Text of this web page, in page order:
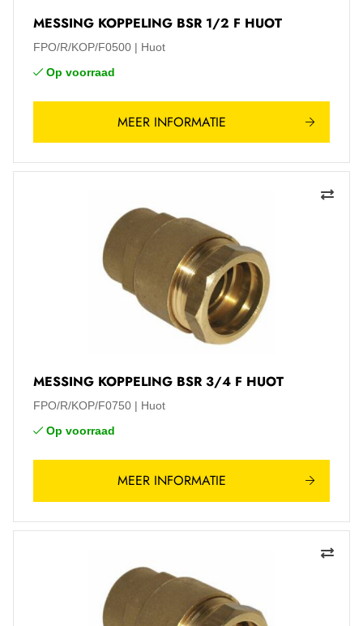
MESSING KOPPELING BSR 1/2 F HUOT
FPO/R/KOP/F0500
Huot
Op voorraad
MEER INFORMATIE
MESSING KOPPELING BSR 3/4 F HUOT
FPO/R/KOP/F0750
Huot
Op voorraad
MEER INFORMATIE